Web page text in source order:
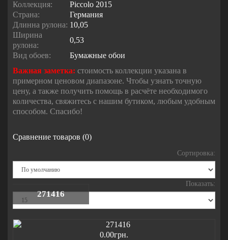
Коллекция:
Piccolo 2015
Страна:
Германия
Длинна рулона: 10,05
Ширина
рулона:
0,53
Вид обоев:
Бумажные обои
Важная заметка: стоимость коллекции указана в
примерном ценовом диапазоне. Чтобы узнать точную
цену, а также получить помощь в расчёте необходимого
количества, свяжитесь с нашим бутиком, любым удобным
способом. Спасибо!
Сравнение товаров (0)
Сортировка:
Показать:
271416
0.00грн.